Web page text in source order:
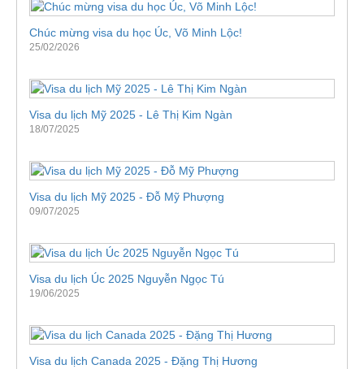
Chúc mừng visa du học Úc, Võ Minh Lộc!
25/02/2026
Visa du lịch Mỹ 2025 - Lê Thị Kim Ngàn
18/07/2025
Visa du lịch Mỹ 2025 - Đỗ Mỹ Phượng
09/07/2025
Visa du lịch Úc 2025 Nguyễn Ngọc Tú
19/06/2025
Visa du lịch Canada 2025 - Đặng Thị Hương